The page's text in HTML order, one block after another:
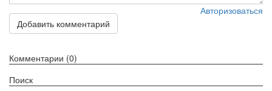
Авторизоваться
Добавить комментарий
Комментарии (0)
Поиск